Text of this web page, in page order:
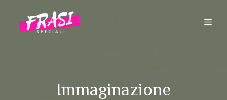
contenuto
Immaginazione